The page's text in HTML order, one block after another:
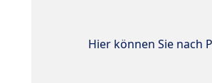
Hier können Sie nach